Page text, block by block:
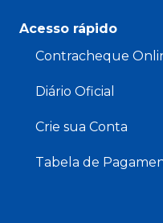
Acesso rápido
Contracheque
Diário Oficial
Crie sua Conta
Tabela de